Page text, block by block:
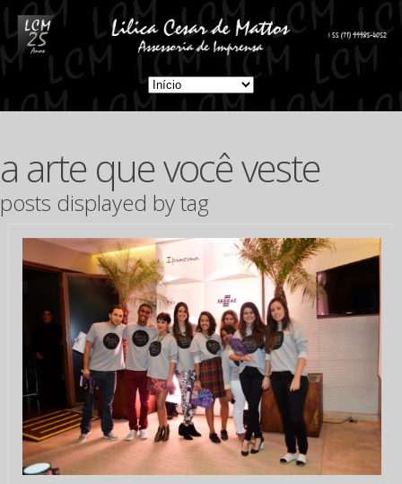
a arte que você veste
posts displayed by tag